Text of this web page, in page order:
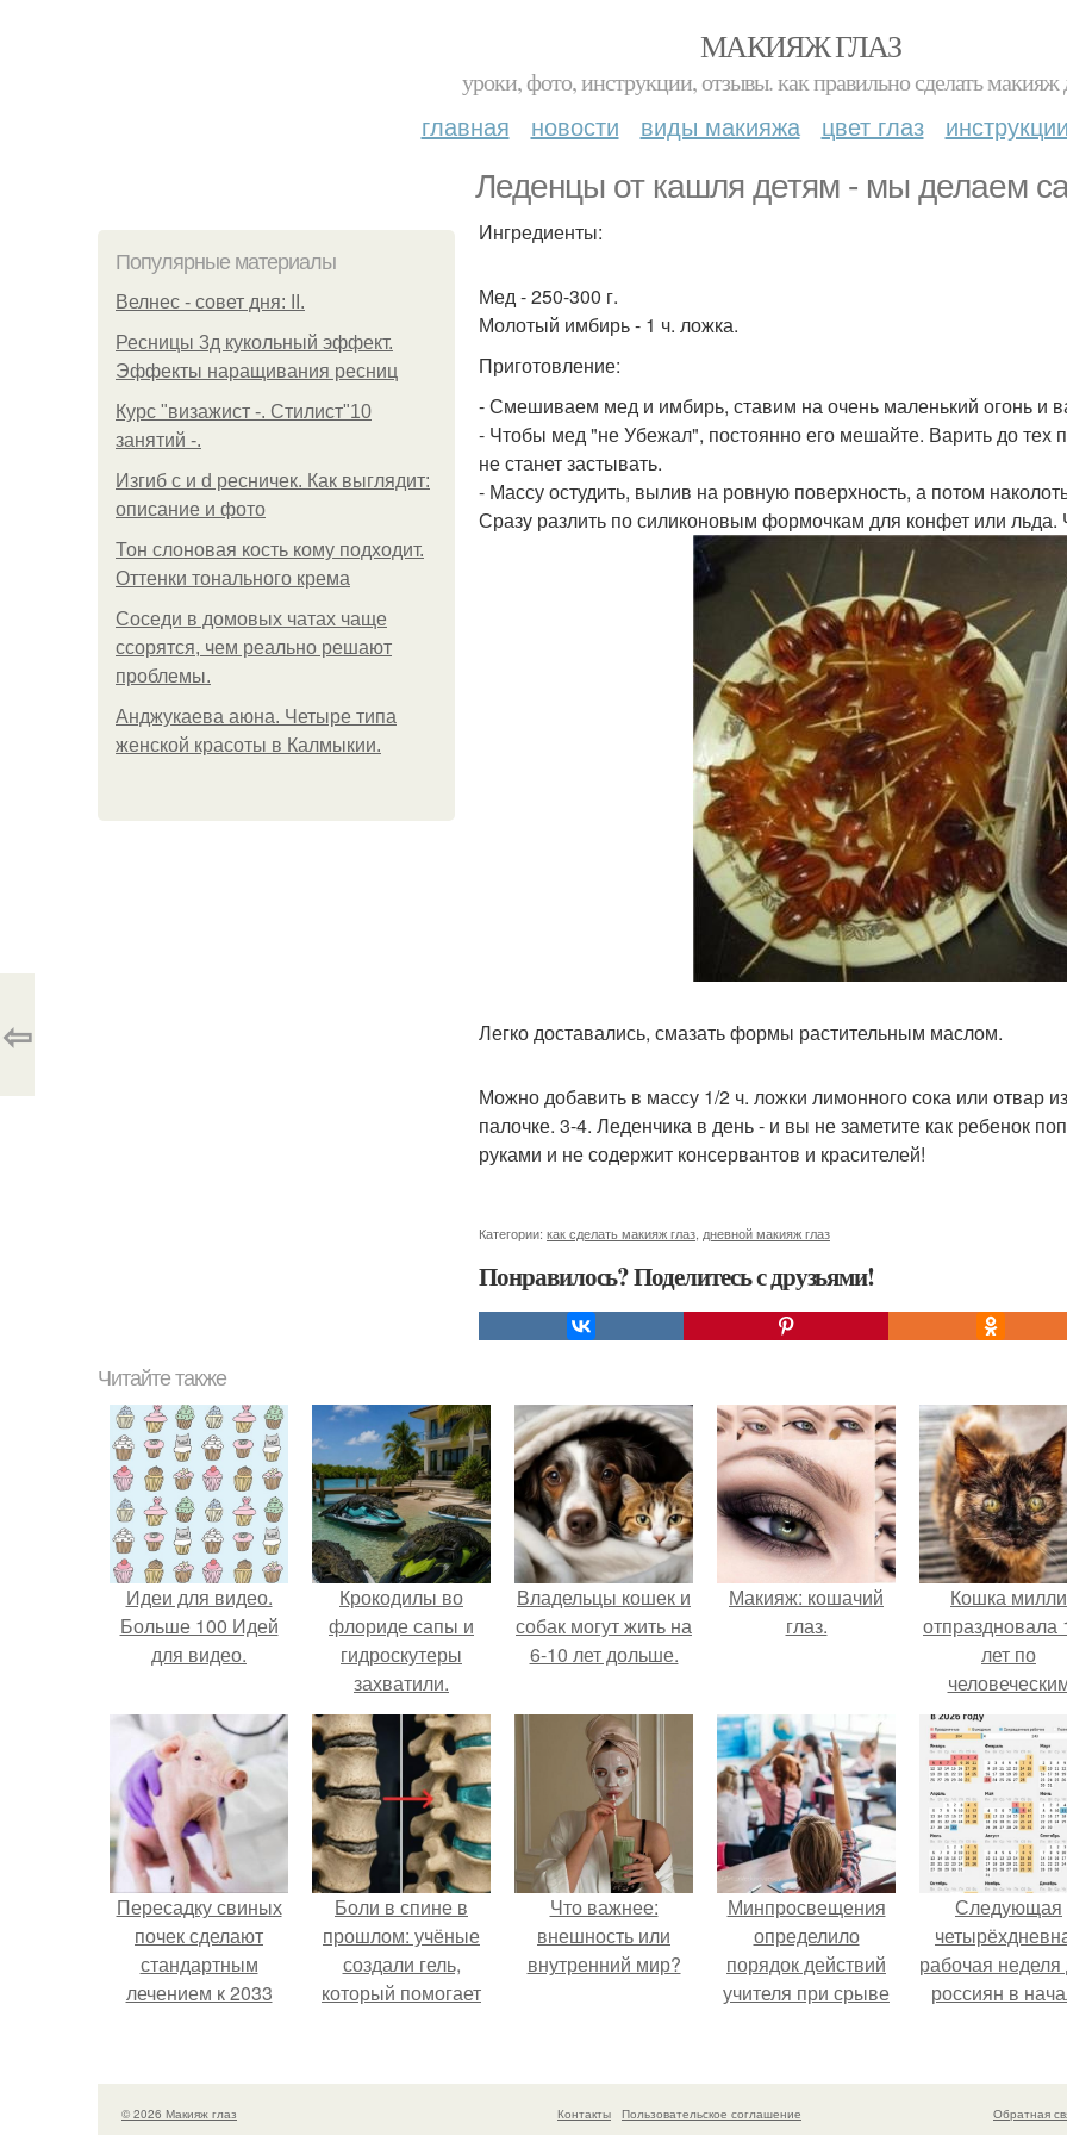
МАКИЯЖ ГЛАЗ
уроки, фото, инструкции, отзывы. как правильно сделать макияж
главная новости виды макияжа цвет глаз
Леденцы от кашля детям - мы делаем
Популярные материалы
Велнес - совет дня: II.
Ресницы 3д кукольный эффект.
Эффекты наращивания ресниц
Курс "визажист -. Стилист"10
занятий -.
Изгиб c и d ресничек. Как выглядит:
описание и фото
Тон слоновая кость кому подходит.
Оттенки тонального крема
Соседи в домовых чатах чаще
ссорятся, чем реально решают
проблемы.
Анджукаева аюна. Четыре типа
женской красоты в Калмыкии.
Ингредиенты:
Мед - 250-300 г.
Молотый имбирь - 1 ч. ложка.
Приготовление:
- Смешиваем мед и имбирь, ставим на очень маленький огонь и
- Чтобы мед "не Убежал", постоянно его мешайте. Варить до тех
не станет застывать.
- Массу остудить, вылив на ровную поверхность, а потом
Сразу разлить по силиконовым формочкам для конфет или льда.
Легко доставались, смазать формы растительным маслом.
Можно добавить в массу 1/2 ч. ложки лимонного сока или отвар
палочке. 3-4. Леденчика в день - и вы не заметите как ребенок
руками и не содержит консервантов и красителей!
Категории: как сделать макияж глаз дневной макияж глаз
Понравилось? Поделитесь с друзьями!
⇦
Читайте также
Идеи для видео.
Больше 100 Идей
для видео.
Крокодилы во
флориде сапы и
гидроскутеры
захватили.
Владельцы кошек и
собак могут жить на
6-10 лет дольше.
Макияж: кошачий
глаз.
Кошка милли
отпраздновала
лет по
Меркам и
претендует
звание
старой в
Пересадку свиных
почек сделают
стандартным
лечением к 2033
Боли в спине в
прошлом: учёные
создали гель,
который помогает
диски.
Что важнее:
внешность или
внутренний мир?
Минпросвещения
определило
порядок действий
учителя при срыве
Следующая
рабочая неделя
россиян в
© 2026 Макияж глаз Контакты
Пользовательское соглашение
Обратная